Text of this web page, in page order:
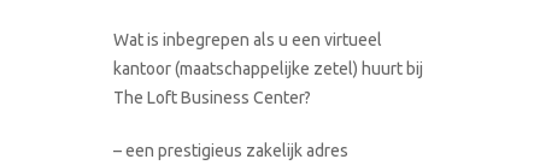
Wat is inbegrepen als u een virtueel
kantoor (maatschappelijke zetel) huurt bij
The Loft Business Center?
– een prestigieus zakelijk adres